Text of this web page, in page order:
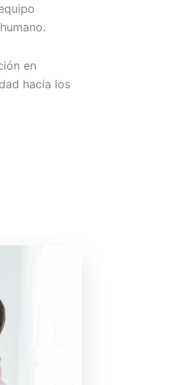
en
hacia los